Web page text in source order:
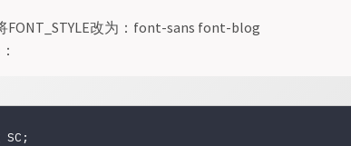
改为：font-sans font-blog